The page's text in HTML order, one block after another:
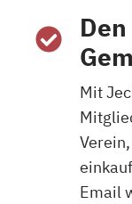
Mit
Email